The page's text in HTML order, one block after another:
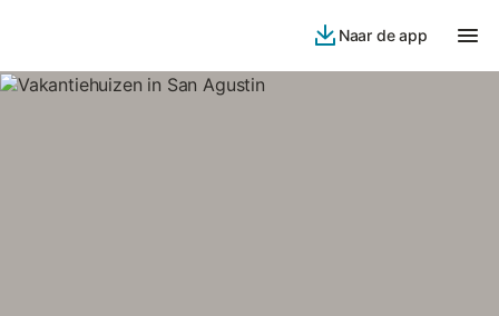
Naar de app